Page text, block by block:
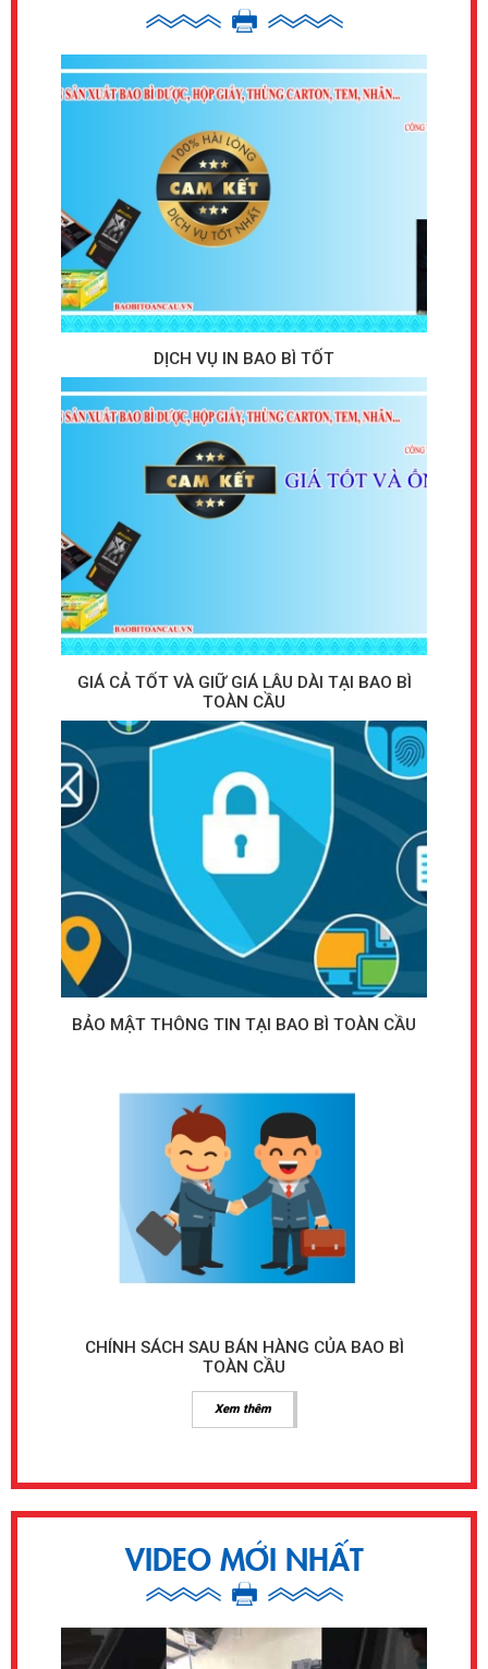
Tiêu Chuẩn "Khắt Khe" Cho Thùng Xoài Xuất Khẩu: Bí
Thị trường Mỹ và Hàn Quốc là những đích đến đầy tiềm năng
nhưng cũng có những rào cản kỹ thuật nghiêm ngặt nhất cho
Đổi Mới Trong Đóng Gói Trái Cây Độc Đáo: Khay
Chanh Châm và Dứa Xuất Khẩu
Tối Ưu Chi Phí Sản Xuất: Lợi Ích Vàng Khi Hợp Tác
Trực Tiếp Với Xưởng Bao Bì
Để đạt được thùng carton xuất khẩu giá rẻ, chuẩn xuất khẩu,
chiến lược hiệu quả nhất là hợp tác trực tiếp với xưởng sản
xuất bao bì thay vì thông qua các công ty thương mại trung
Giải Pháp Đồng Bộ: Từ Thùng Carton Đến Túi Bánh Mì
và Tem Nhãn
Xu hướng hiện nay là tìm kiếm một đối tác cung cấp giải pháp
đóng gói toàn diện, bao gồm cả bao bì sơ cấp (như túi bánh
mì, bao đựng đũa) và các vật tư phụ trợ như tem nhãn, decal,
hóa chuỗi cung ứng, đảm bảo tính nhất quán của thương hiệu
và giảm thiểu rủi ro logistics.
DỊCH VỤ IN BAO BÌ TỐT
GIÁ CẢ TỐT VÀ GIỮ GIÁ LÂU DÀI TẠI BAO BÌ
TOÀN CẦU
BẢO MẬT THÔNG TIN TẠI BAO BÌ TOÀN CẦU
CHÍNH SÁCH SAU BÁN HÀNG CỦA BAO BÌ
TOÀN CẦU
Xem thêm
VIDEO MỚI NHẤT